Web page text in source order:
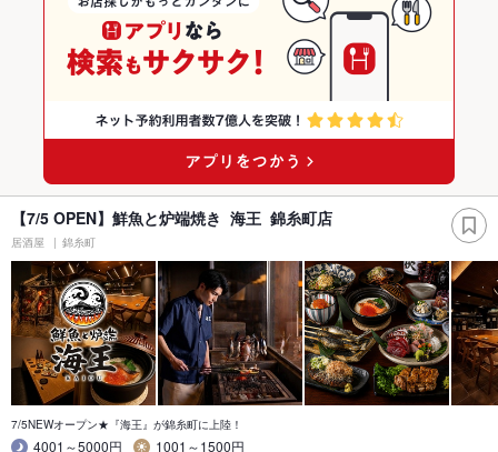
【7/5 OPEN】鮮魚と炉端焼き 海王 錦糸町店
居酒屋 錦糸町
7/5NEWオープン★『海王』が錦糸町に上陸！
4001～5000円
1001～1500円